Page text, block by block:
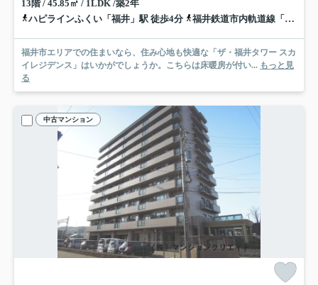
13階 / 45.85㎡ / 1LDK /築2年
ハピラインふくい「福井」駅 徒歩4分
福井鉄道市内軌道線「福井城址大名町」駅 徒歩5分
福井市エリアでの住まいなら、住み心地も快適な「ザ・福井タワー スカ
イレジデンス」はいかがでしょうか。こちらは床暖房が付い... もっと見
る
中古マンション